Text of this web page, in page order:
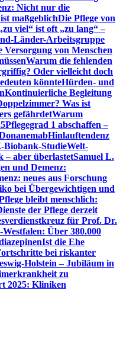
Nicht nur die
maßgeblichDie Pflege von
viel“ ist oft „zu lang“ –
Länder-Arbeitsgruppe
von Menschen
Warum die fehlenden
Oder vielleicht doch
könnteHürden- und
Kontinuierliche Begleitung
Was ist
gefährdetWarum
Pflegegrad 1 abschaffen –
Hinlauftendenz
Biobank-StudieWelt-
– aber überlastetSamuel L.
und Demenz:
neues aus Forschung
bei Übergewichtigen und
bleibt menschlich:
der Pflege derzeit
für Prof. Dr.
Über 380.000
Ist die Ehe
bei riskanter
Holstein – Jubiläum in
zu
2025: Kliniken